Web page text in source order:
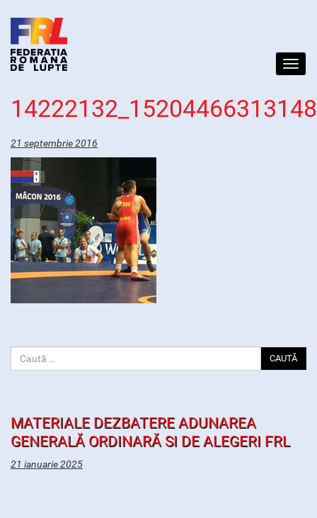
21 septembrie 2016
CAUTĂ
MATERIALE DEZBATERE ADUNAREA
GENERALĂ ORDINARĂ SI DE ALEGERI FRL
21 ianuarie 2025